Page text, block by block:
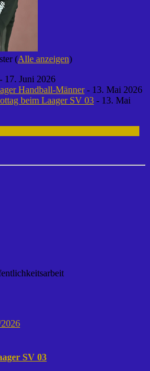
(Alle anzeigen)
17. Juni 2026
Handball-Männer- 13. Mai 2026
beim Laager SV 03 - 13. Mai
SV 03